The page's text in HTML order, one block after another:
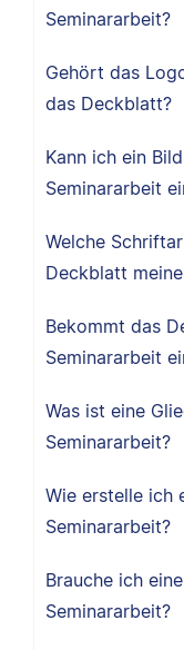
Seminararbeit?
Gehört das
das Deckblatt?
Kann ich ein
Seminararbeit
Welche
Deckblatt
Bekommt das
Seminararbeit
Was ist eine
Seminararbeit?
Wie erstelle ich
Seminararbeit?
Brauche ich
Seminararbeit?